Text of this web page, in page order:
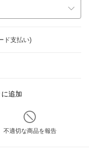
ド支払い)
追加
不適切な商品を報告